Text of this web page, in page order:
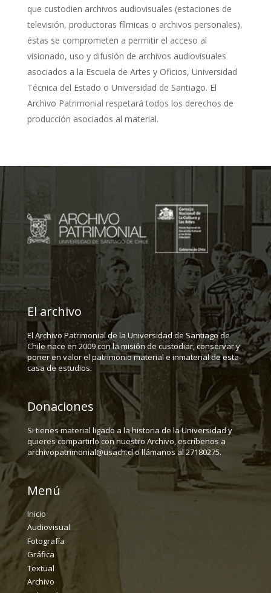
que custodien archivos audiovisuales (estaciones de
televisión, productoras fílmicas o archivos personales),
éstas se comprometen a permitir el acceso al
visionado, uso y difusión de archivos audiovisuales
asociados a la Escuela de Artes y Oficios, Universidad
Técnica del Estado o Universidad de Santiago. El
Archivo Patrimonial respetará todos los derechos de
producción asociados al material.
El archivo
El Archivo Patrimonial de la Universidad de Santiago de
Chile nace en 2009 con la misión de custodiar, conservar y
poner en valor el patrimonio material e inmaterial de esta
casa de estudios.
Donaciones
Si tienes material ligado a la historia de la Universidad y
quieres compartirlo con nuestro Archivo, escríbenos a
archivopatrimonial@usach.cl o llámanos al 27180275.
Menú
Inicio
Audiovisual
Fotografía
Gráfica
Textual
Archivo